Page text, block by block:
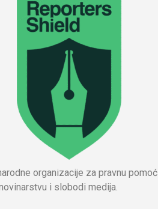
organizacije za pravnu pomoć
i slobodi medija.